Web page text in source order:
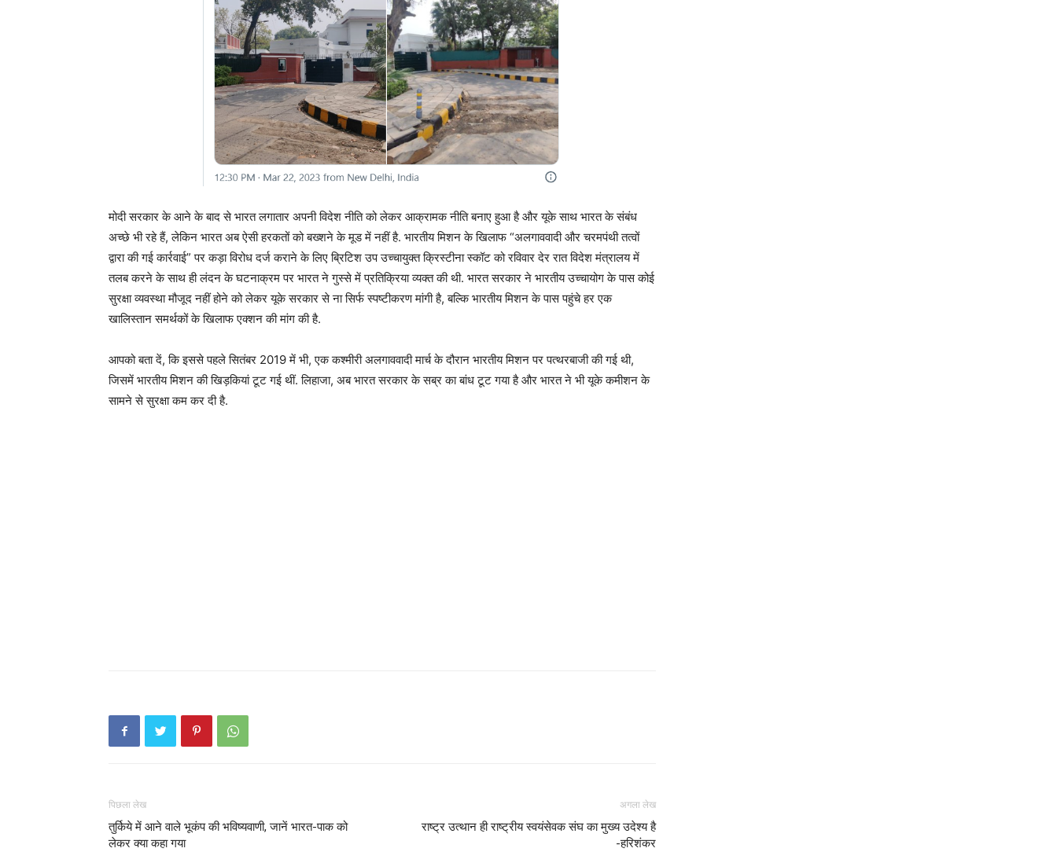
मोदी सरकार के आने के बाद से भारत लगातार अपनी विदेश नीति को लेकर आक्रामक नीति बनाए हुआ है और यूके साथ भारत के संबंध
अच्छे भी रहे हैं, लेकिन भारत अब ऐसी हरकतों को बख्शने के मूड में नहीं है. भारतीय मिशन के खिलाफ “अलगाववादी और चरमपंथी तत्वों
द्वारा की गई कार्रवाई” पर कड़ा विरोध दर्ज कराने के लिए ब्रिटिश उप उच्चायुक्त क्रिस्टीना स्कॉट को रविवार देर रात विदेश मंत्रालय में
तलब करने के साथ ही लंदन के घटनाक्रम पर भारत ने गुस्से में प्रतिक्रिया व्यक्त की थी. भारत सरकार ने भारतीय उच्चायोग के पास कोई
सुरक्षा व्यवस्था मौजूद नहीं होने को लेकर यूके सरकार से ना सिर्फ स्पष्टीकरण मांगी है, बल्कि भारतीय मिशन के पास पहुंचे हर एक
खालिस्तान समर्थकों के खिलाफ एक्शन की मांग की है.
आपको बता दें, कि इससे पहले सितंबर 2019 में भी, एक कश्मीरी अलगाववादी मार्च के दौरान भारतीय मिशन पर पत्थरबाजी की गई थी,
जिसमें भारतीय मिशन की खिड़कियां टूट गई थीं. लिहाजा, अब भारत सरकार के सब्र का बांध टूट गया है और भारत ने भी यूके कमीशन के
सामने से सुरक्षा कम कर दी है.
पिछला लेख
तुर्किये में आने वाले भूकंप की भविष्यवाणी, जानें भारत-पाक को
लेकर क्या कहा गया
अगला लेख
राष्ट्र उत्थान ही राष्ट्रीय स्वयंसेवक संघ का मुख्य उदेश्य है
-हरिशंकर